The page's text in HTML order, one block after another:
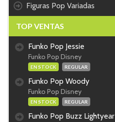
Figuras Pop Variadas
TOP VENTAS
Funko Pop Jessie
Funko Pop Disney
EN STOCK REGULAR
Funko Pop Woody
Funko Pop Disney
EN STOCK REGULAR
Funko Pop Buzz Lightyear